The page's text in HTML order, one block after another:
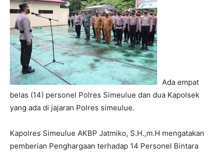
Ada empat
belas (14) personel Polres Simeulue dan dua Kapolsek
yang ada di jajaran Polres simeulue.
Kapolres Simeulue AKBP Jatmiko, S.H.,m.H mengatakan
pemberian Penghargaan terhadap 14 Personel Bintara